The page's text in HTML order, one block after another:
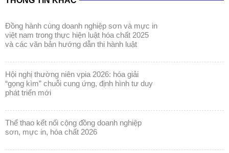
đồng hành cùng doanh nghiệp sơn và mực in
việt nam trong thực hiện luật hóa chất 2025
và các văn bản hướng dẫn thi hành luật
hội nghị thường niên vpia 2026: hóa giải
“gọng kìm” chuỗi cung ứng, định hình tư duy
phát triển mới
thể thao kết nối cộng đồng doanh nghiệp
sơn, mực in, hóa chất 2026